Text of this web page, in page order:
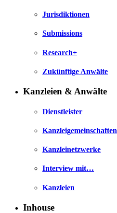
Jurisdiktionen
Submissions
Research+
Zukünftige Anwälte
Kanzleien & Anwälte
Dienstleister
Kanzleigemeinschaften
Kanzleinetzwerke
Interview mit…
Kanzleien
Inhouse